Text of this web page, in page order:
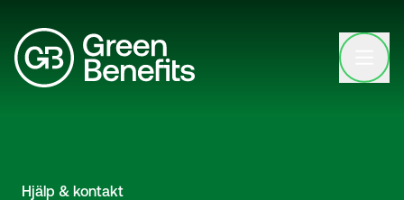
Open
Hjälp & kontakt